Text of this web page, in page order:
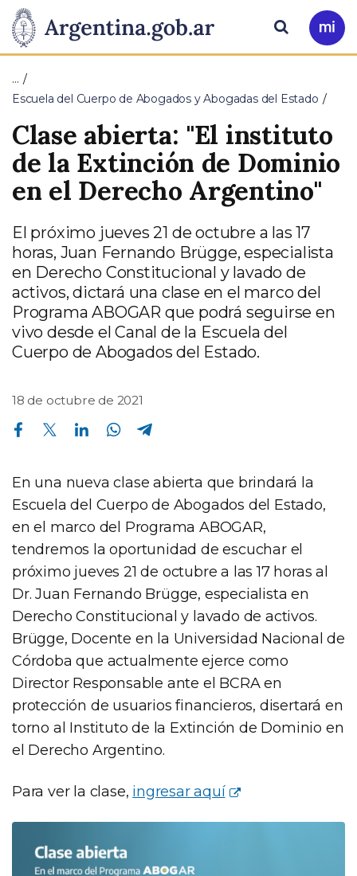
Presidencia
de
la
Nación
Pasar al contenido principal
Ir
a
Buscar
…
Escuela del Cuerpo de Abogados y Abogadas del Estado
Clase abierta: "El instituto
de la Extinción de Dominio
en el Derecho Argentino"
El próximo jueves 21 de octubre a las 17
horas, Juan Fernando Brügge, especialista
en Derecho Constitucional y lavado de
activos, dictará una clase en el marco del
Programa ABOGAR que podrá seguirse en
vivo desde el Canal de la Escuela del
Cuerpo de Abogados del Estado.
18 de octubre de 2021
Compartir en Facebook Compartir en Twitter Compartir en Linkedin Compartir en Whatsapp
En una nueva clase abierta que brindará la
Escuela del Cuerpo de Abogados del Estado,
en el marco del Programa ABOGAR,
tendremos la oportunidad de escuchar el
próximo jueves 21 de octubre a las 17 horas al
Dr. Juan Fernando Brügge, especialista en
Derecho Constitucional y lavado de activos.
Brügge, Docente en la Universidad Nacional de
Córdoba que actualmente ejerce como
Director Responsable ante el BCRA en
protección de usuarios financieros, disertará en
torno al Instituto de la Extinción de Dominio en
el Derecho Argentino.
Para ver la clase, ingresar aquí